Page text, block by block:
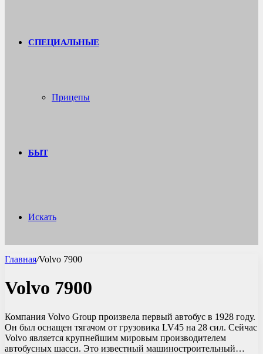
СПЕЦИАЛЬНЫЕ
Прицепы
БЫТ
Искать
Главная/Volvo 7900
Volvo 7900
Компания Volvo Group произвела первый автобус в 1928 году.
Он был оснащен тягачом от грузовика LV45 на 28 сил. Сейчас
Volvo является крупнейшим мировым производителем
автобусных шасси. Это известный машиностроительный…